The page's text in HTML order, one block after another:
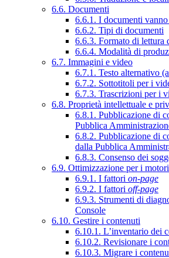
6.6. Documenti
6.6.1. I documenti
6.6.2. Tipi di documenti
6.6.3. Formato di lettura
6.6.4. Modalità di
6.7. Immagini e video
6.7.1. Testo alternativo
6.7.2. Sottotitoli per i
6.7.3. Trascrizioni per i
6.8. Proprietà intellettuale e
6.8.1. Pubblicazione di
Pubblica
6.8.2. Pubblicazione di
dalla Pubblica
6.8.3. Consenso dei
6.9. Ottimizzazione per i
6.9.1. I fattori on-page
6.9.2. I fattori off-page
6.9.3. Strumenti di
Console
6.10. Gestire i contenuti
6.10.1. L’inventario dei
6.10.2. Revisionare i
6.10.3. Migrare i